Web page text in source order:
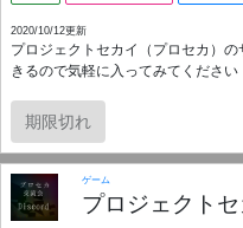
2020/10/12更新
プロジェクトセカイ（プロセカ）
きるので気軽に入ってみてください
期限切れ
ゲーム
プロジェクトセ